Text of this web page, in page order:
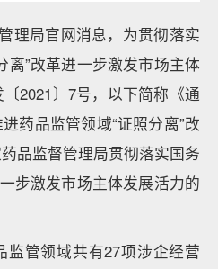
理局官网消息，为贯彻落实
离”改革进一步激发市场主体
2021〕7号，以下简称《通
药品监管领域“证照分离”改
品监督管理局贯彻落实国务
步激发市场主体发展活力的
监管领域共有27项涉企经营